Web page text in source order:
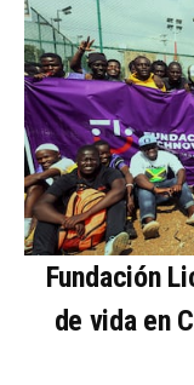
Fundación
de vida en